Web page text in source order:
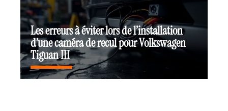
Les erreurs à éviter lors de l’installation
d’une caméra de recul pour Volkswagen
Tiguan III